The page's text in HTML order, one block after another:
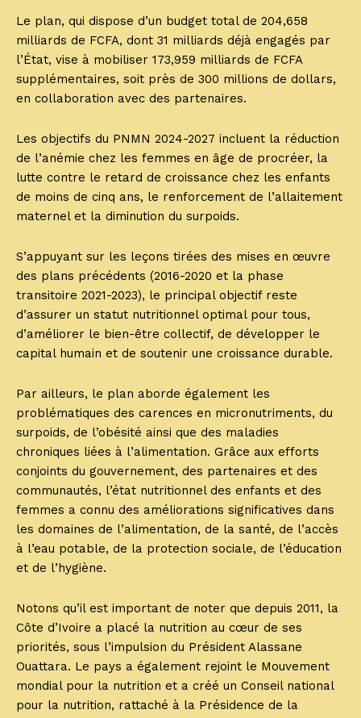
Le plan, qui dispose d’un budget total de 204,658
milliards de FCFA, dont 31 milliards déjà engagés par
l’État, vise à mobiliser 173,959 milliards de FCFA
supplémentaires, soit près de 300 millions de dollars,
en collaboration avec des partenaires.
Les objectifs du PNMN 2024-2027 incluent la réduction
de l’anémie chez les femmes en âge de procréer, la
lutte contre le retard de croissance chez les enfants
de moins de cinq ans, le renforcement de l’allaitement
maternel et la diminution du surpoids.
S’appuyant sur les leçons tirées des mises en œuvre
des plans précédents (2016-2020 et la phase
transitoire 2021-2023), le principal objectif reste
d’assurer un statut nutritionnel optimal pour tous,
d’améliorer le bien-être collectif, de développer le
capital humain et de soutenir une croissance durable.
Par ailleurs, le plan aborde également les
problématiques des carences en micronutriments, du
surpoids, de l’obésité ainsi que des maladies
chroniques liées à l’alimentation. Grâce aux efforts
conjoints du gouvernement, des partenaires et des
communautés, l’état nutritionnel des enfants et des
femmes a connu des améliorations significatives dans
les domaines de l’alimentation, de la santé, de l’accès
à l’eau potable, de la protection sociale, de l’éducation
et de l’hygiène.
Notons qu’il est important de noter que depuis 2011, la
Côte d’Ivoire a placé la nutrition au cœur de ses
priorités, sous l’impulsion du Président Alassane
Ouattara. Le pays a également rejoint le Mouvement
mondial pour la nutrition et a créé un Conseil national
pour la nutrition, rattaché à la Présidence de la